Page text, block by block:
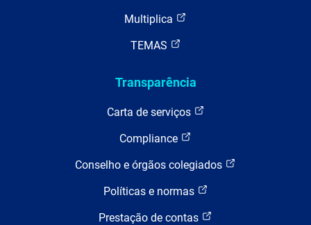
Multiplica
TEMAS
Transparência
Carta de serviços
Compliance
Conselho e órgãos colegiados
Políticas e normas
Prestação de contas